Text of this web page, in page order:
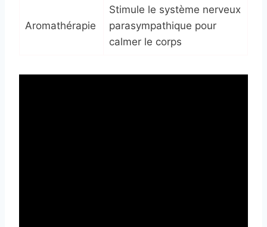
Aromathérapie
Stimule le système nerveux
parasympathique pour
calmer le corps